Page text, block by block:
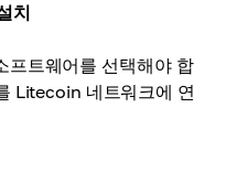
치
프트웨어를 선택해야 합
Litecoin 네트워크에 연